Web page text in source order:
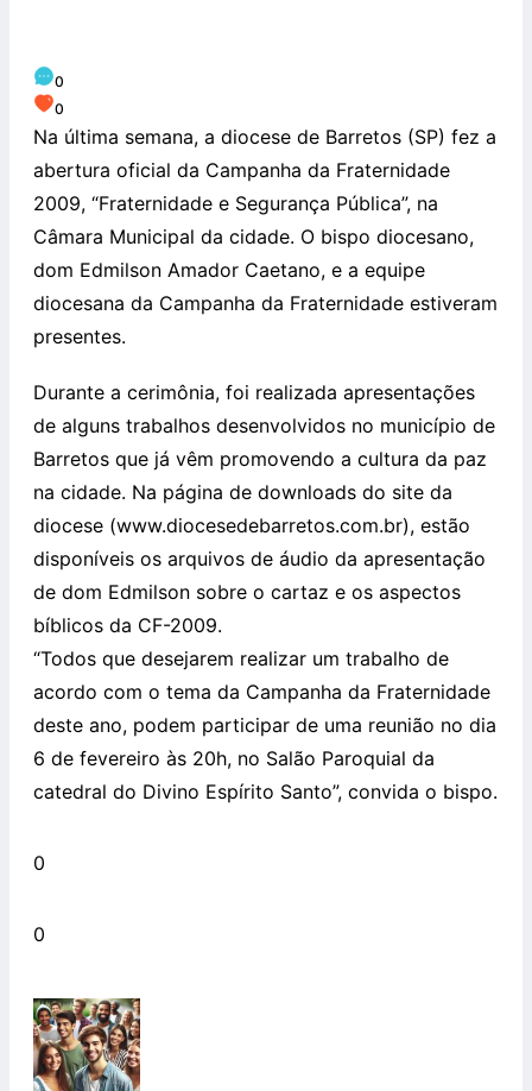
0
0
Na última semana, a diocese de Barretos (SP) fez a
abertura oficial da Campanha da Fraternidade
2009, “Fraternidade e Segurança Pública”, na
Câmara Municipal da cidade. O bispo diocesano,
dom Edmilson Amador Caetano, e a equipe
diocesana da Campanha da Fraternidade estiveram
presentes.
Durante a cerimônia, foi realizada apresentações
de alguns trabalhos desenvolvidos no município de
Barretos que já vêm promovendo a cultura da paz
na cidade. Na página de downloads do site da
diocese (www.diocesedebarretos.com.br), estão
disponíveis os arquivos de áudio da apresentação
de dom Edmilson sobre o cartaz e os aspectos
bíblicos da CF-2009.
“Todos que desejarem realizar um trabalho de
acordo com o tema da Campanha da Fraternidade
deste ano, podem participar de uma reunião no dia
6 de fevereiro às 20h, no Salão Paroquial da
catedral do Divino Espírito Santo”, convida o bispo.
0
0